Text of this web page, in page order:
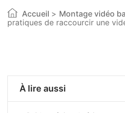
À lire aussi
Accueil > Montage vidéo
pratiques de raccourcir une